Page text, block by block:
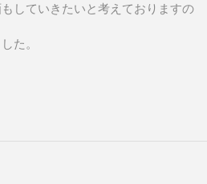
していきたいと考えておりますの
た。